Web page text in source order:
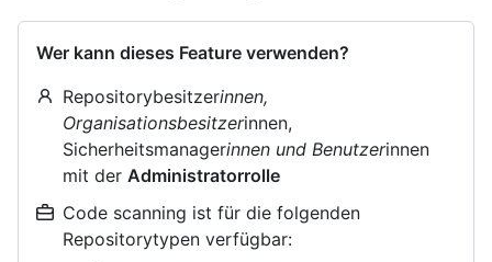
Wer kann dieses Feature verwenden?
Repositorybesitzerinnen,
Organisationsbesitzerinnen,
Sicherheitsmanagerinnen und Benutzerinnen
mit der Administratorrolle
Code scanning ist für die folgenden
Repositorytypen verfügbar: